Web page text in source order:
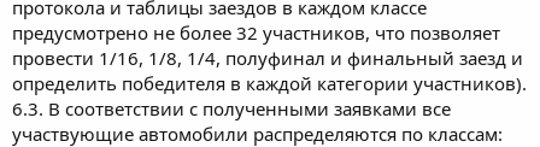
протокола и таблицы заездов в каждом классе
предусмотрено не более 32 участников, что позволяет
провести 1/16, 1/8, 1/4, полуфинал и финальный заезд и
определить победителя в каждой категории участников).
6.3. В соответствии с полученными заявками все
участвующие автомобили распределяются по классам: